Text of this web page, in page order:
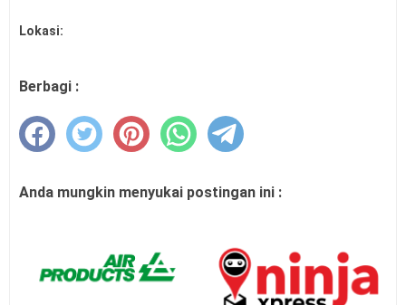
Lokasi:
Berbagi :
Anda mungkin menyukai postingan ini :